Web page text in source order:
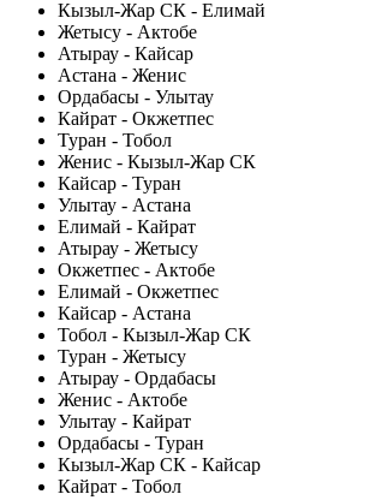
Кызыл-Жар СК - Елимай
Жетысу - Актобе
Атырау - Кайсар
Астана - Женис
Ордабасы - Улытау
Кайрат - Окжетпес
Туран - Тобол
Женис - Кызыл-Жар СК
Кайсар - Туран
Улытау - Астана
Елимай - Кайрат
Атырау - Жетысу
Окжетпес - Актобе
Елимай - Окжетпес
Кайсар - Астана
Тобол - Кызыл-Жар СК
Туран - Жетысу
Атырау - Ордабасы
Женис - Актобе
Улытау - Кайрат
Ордабасы - Туран
Кызыл-Жар СК - Кайсар
Кайрат - Тобол